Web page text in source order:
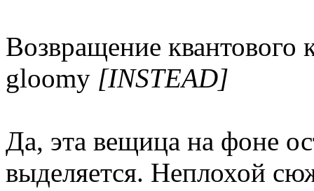
Возвращение квантового
gloomy [INSTEAD]
Да, эта вещица на фоне
выделяется. Неплохой